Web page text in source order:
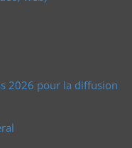
2026 pour la diffusion